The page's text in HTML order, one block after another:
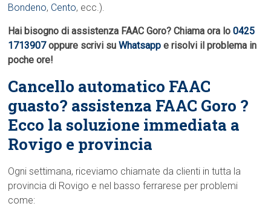
Bondeno, Cento, ecc.).
Hai bisogno di assistenza FAAC Goro? Chiama ora lo0425
1713907oppure scrivi suWhatsapp e risolvi il problema in
poche ore!
Cancello automatico FAAC
guasto? assistenza FAAC Goro ?
Ecco la soluzione immediata a
Rovigo e provincia
Ogni settimana, riceviamo chiamate da clienti in tutta la
provincia di Rovigo e nel basso ferrarese per problemi
come: